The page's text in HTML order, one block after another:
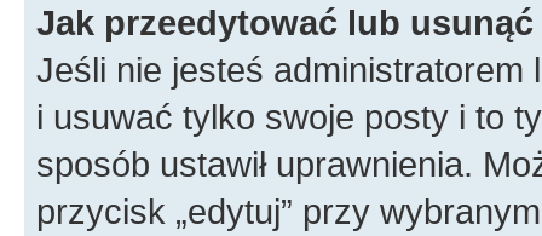
Jak przeedytować lub
Jeśli nie jesteś
i usuwać tylko swoje posty i to
sposób ustawił uprawnienia.
przycisk „edytuj” przy